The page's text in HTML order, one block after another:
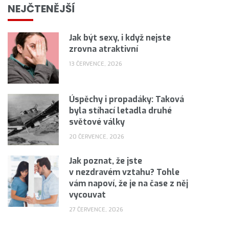
NEJČTENĚJŠÍ
Jak být sexy, i když nejste
zrovna atraktivní
13 ČERVENCE, 2026
Úspěchy i propadáky: Taková
byla stíhací letadla druhé
světové války
20 ČERVENCE, 2026
Jak poznat, že jste
v nezdravém vztahu? Tohle
vám napoví, že je na čase z něj
vycouvat
27 ČERVENCE, 2026